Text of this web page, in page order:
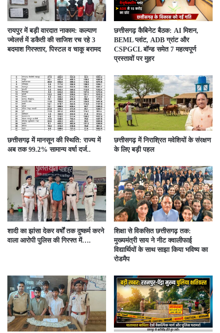
रायपुर में बड़ी वारदात नाकाम: कल्याण
ज्वेलर्स में डकैती की साजिश रच रहे 3
बदमाश गिरफ्तार, पिस्टल व चाकू बरामद
छत्तीसगढ़ कैबिनेट बैठक: AI मिशन,
BEML प्लांट, ADB ग्रांट और
CSPGCL बॉन्ड समेत 7 महत्वपूर्ण
प्रस्तावों पर मुहर
छत्तीसगढ़ में मानसून की स्थिति: राज्य में
अब तक 99.2% सामान्य वर्षा दर्ज..
छत्तीसगढ़ में निराश्रित मवेशियों के संरक्षण
के लिए बड़ी पहल
शादी का झांसा देकर वर्षों तक दुष्कर्म करने
वाला आरोपी पुलिस की गिरफ्त में….
शिक्षा से विकसित छत्तीसगढ़ तक:
मुख्यमंत्री साय ने नीट क्वालीफाई
विद्यार्थियों के साथ साझा किया भविष्य का
रोडमैप